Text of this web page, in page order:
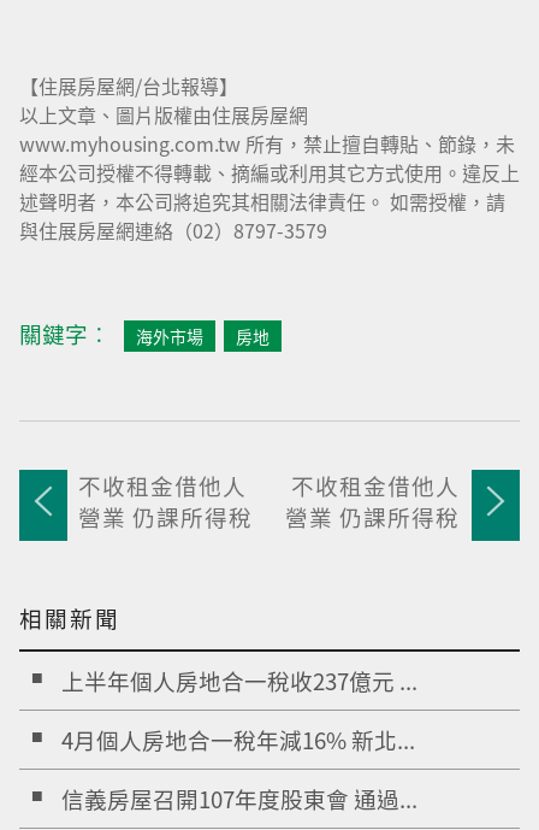
【住展房屋網/台北報導】
以上文章、圖片版權由住展房屋網
www.myhousing.com.tw 所有，禁止擅自轉貼、節錄，未
經本公司授權不得轉載、摘編或利用其它方式使用。違反上
述聲明者，本公司將追究其相關法律責任。 如需授權，請
與住展房屋網連絡（02）8797-3579
關鍵字︰ 海外市場 房地
不收租金借他人
營業 仍課所得稅
不收租金借他人
營業 仍課所得稅
相關新聞
上半年個人房地合一稅收237億元 ...
4月個人房地合一稅年減16% 新北...
信義房屋召開107年度股東會 通過...